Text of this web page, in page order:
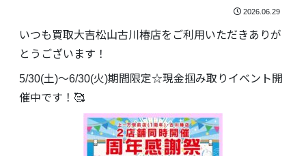
2026.06.29
いつも買取大吉松山古川椿店をご利用いただきありが
とうございます！
5/30(土)～6/30(火)期間限定☆現金掴み取りイベント開
催中です！🥰